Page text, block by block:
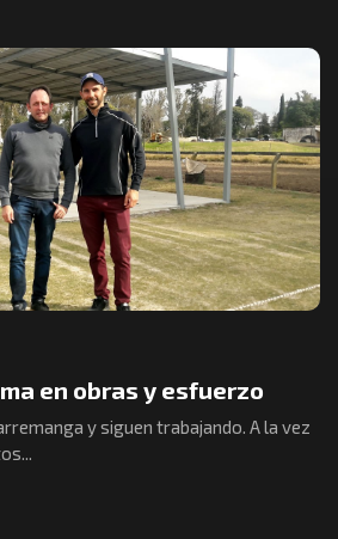
en obras y esfuerzo
y siguen trabajando. A la vez